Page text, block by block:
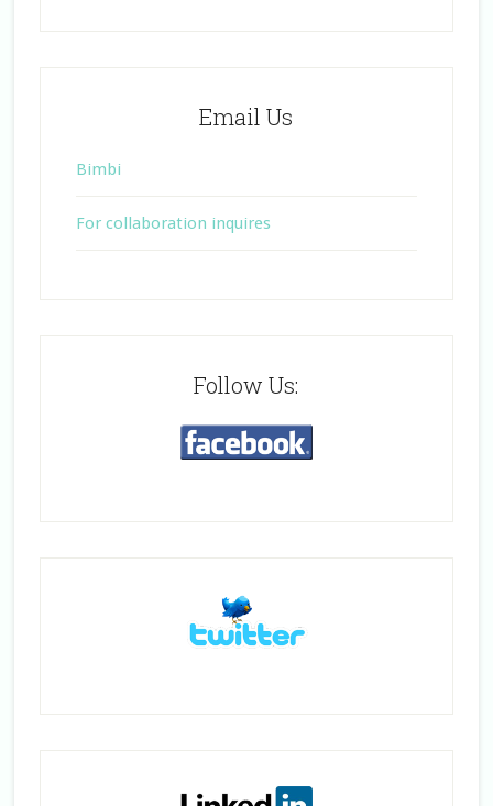
Email Us
Bimbi
For collaboration inquires
Follow Us: